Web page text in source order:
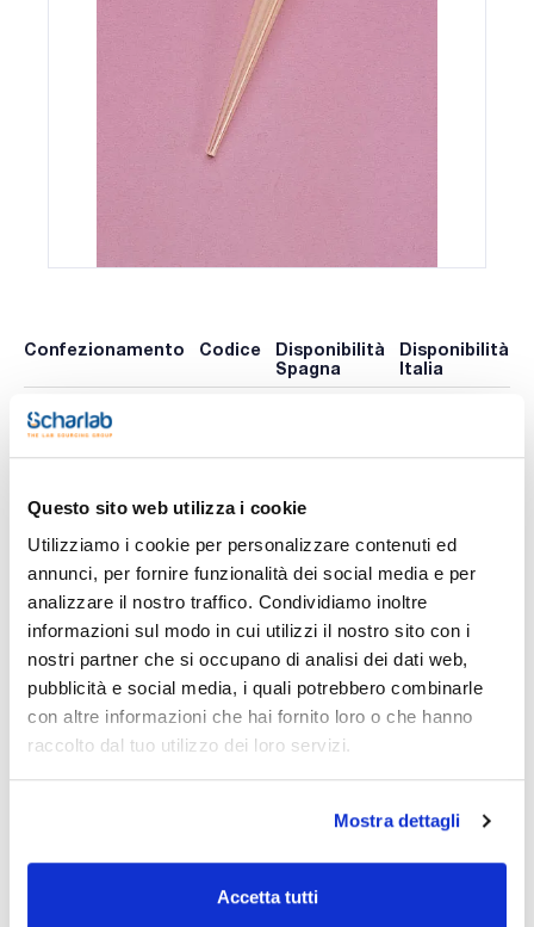
Questo sito web utilizza i cookie
Utilizziamo i cookie per personalizzare contenuti ed
annunci, per fornire funzionalità dei social media e per
analizzare il nostro traffico. Condividiamo inoltre
informazioni sul modo in cui utilizzi il nostro sito con i
nostri partner che si occupano di analisi dei dati web,
pubblicità e social media, i quali potrebbero combinarle
con altre informazioni che hai fornito loro o che hanno
raccolto dal tuo utilizzo dei loro servizi.
Mostra dettagli
Accetta tutti
Confezionamento Codice
Disponibilità
Spagna
Disponibilità
Italia
x 10x96 u.
Stampa pagina prodotto
Caratteristiche
Volume (µl) : 2-200
Colore : Giallo
Tipo : Gilson
Presentazione : Rack
Marca : Kartell
Compatibilità : Gilson (p20, p50, p100, p200), Kartell
Conf. (unità) : 10x96
Selezione di puntali di polipropilene. La compatibilità di ogni
usata con altri marchi non indicati.
Vedi di più
Documentazione tecnica
Registrati per i download
Registrati per i download